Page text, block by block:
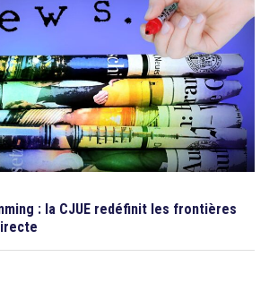
: la CJUE redéfinit les frontières